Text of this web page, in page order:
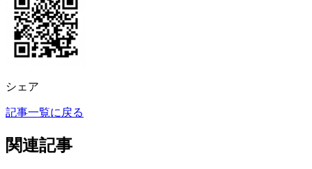
シェア
記事一覧に戻る
関連記事